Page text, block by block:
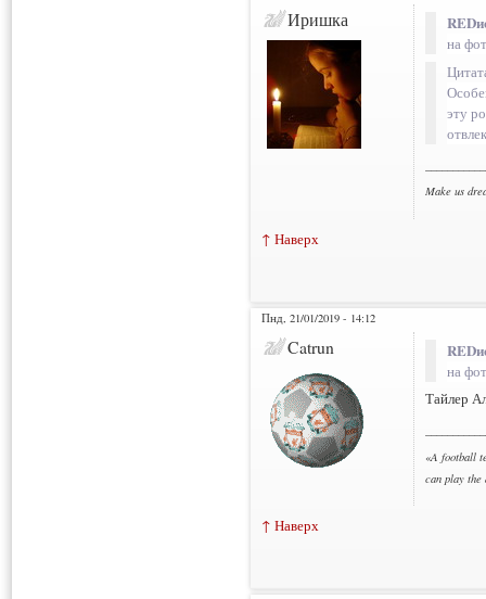
Иришка
на
эту
Make us
↑ Наверх
Пнд, 21/01/2019 - 14:12
Catrun
на
Тайлер
«A football
can play the
↑ Наверх